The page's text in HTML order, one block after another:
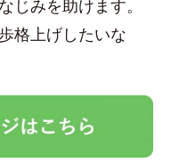
じみを助けます。
格上げしたいな